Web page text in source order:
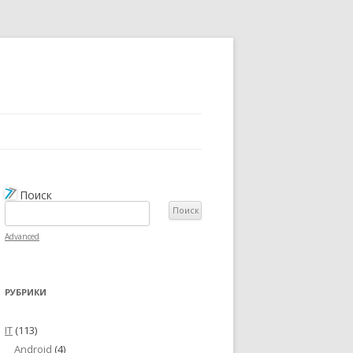
Поиск
Advanced
РУБРИКИ
IT (113)
Android (4)